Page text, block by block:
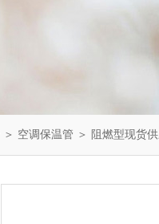
＞ 空调保温管 ＞ 阻燃型现货